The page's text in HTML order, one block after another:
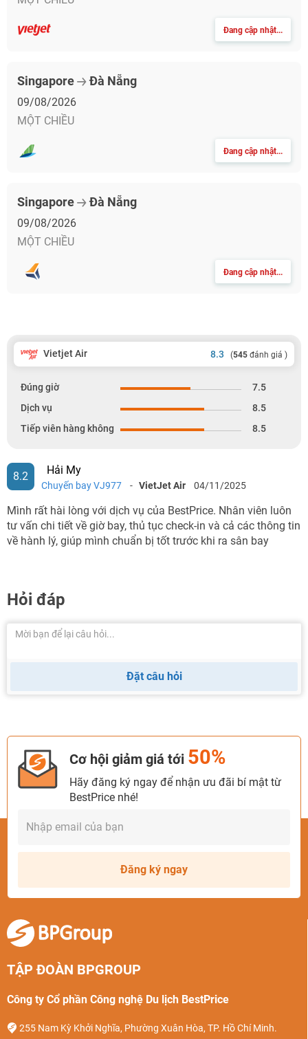
Đang cập nhật...
Singapore Đà Nẵng
09/08/2026
MỘT CHIỀU
Đang cập nhật...
Singapore Đà Nẵng
09/08/2026
MỘT CHIỀU
Đang cập nhật...
Vietjet Air 8.3 (545 đánh giá )
Đúng giờ
7.5
Dịch vụ
8.5
Tiếp viên hàng không
8.5
8.2 Hải My
Chuyến bay VJ977 - VietJet Air 04/11/2025
Mình rất hài lòng với dịch vụ của BestPrice. Nhân viên luôn
tư vấn chi tiết về giờ bay, thủ tục check-in và cả các thông tin
về hành lý, giúp mình chuẩn bị tốt trước khi ra sân bay
Hỏi đáp
Đặt câu hỏi
Cơ hội giảm giá tới 50%
Hãy đăng ký ngay để nhận ưu đãi bí mật từ
BestPrice nhé!
Đăng ký ngay
TẬP ĐOÀN BPGROUP
Công ty Cổ phần Công nghệ Du lịch BestPrice
255 Nam Kỳ Khởi Nghĩa, Phường Xuân Hòa, TP. Hồ Chí Minh.